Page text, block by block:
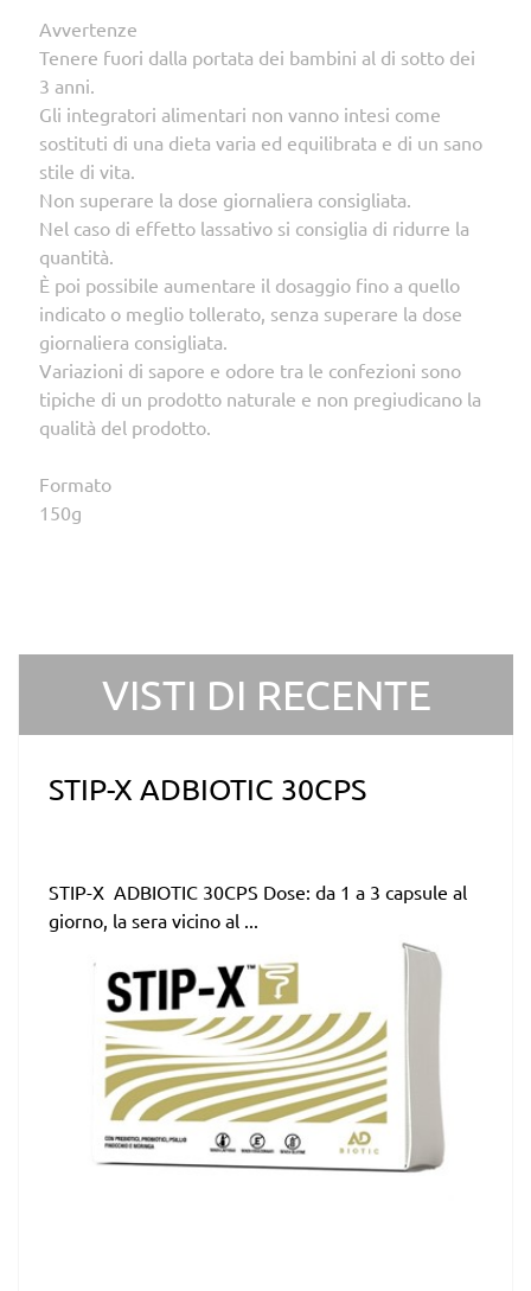
Avvertenze
Tenere fuori dalla portata dei bambini al di sotto dei
3 anni.
Gli integratori alimentari non vanno intesi come
sostituti di una dieta varia ed equilibrata e di un sano
stile di vita.
Non superare la dose giornaliera consigliata.
Nel caso di effetto lassativo si consiglia di ridurre la
quantità.
È poi possibile aumentare il dosaggio fino a quello
indicato o meglio tollerato, senza superare la dose
giornaliera consigliata.
Variazioni di sapore e odore tra le confezioni sono
tipiche di un prodotto naturale e non pregiudicano la
qualità del prodotto.
Formato
150g
VISTI DI RECENTE
STIP-X ADBIOTIC 30CPS
STIP-X ADBIOTIC 30CPS Dose: da 1 a 3 capsule al
giorno, la sera vicino al ...